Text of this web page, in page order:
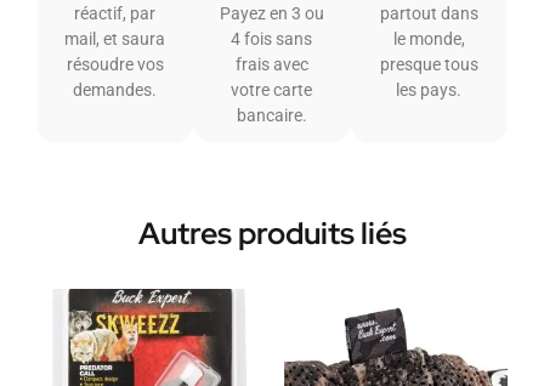
réactif, par
mail, et saura
résoudre vos
demandes.
Payez en 3 ou
4 fois sans
frais avec
votre carte
bancaire.
partout dans
le monde,
presque tous
les pays.
Autres produits liés